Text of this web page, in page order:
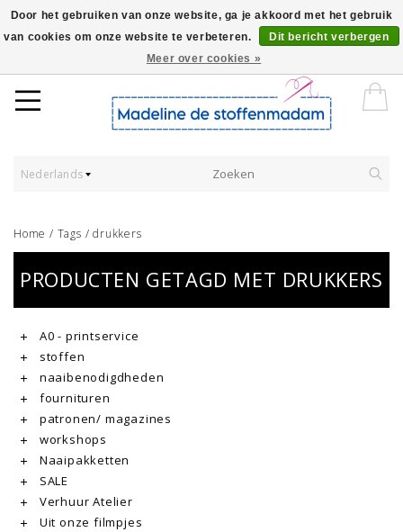
Worldwide Shipping - Onze stoffen worden verkocht per 10 cm.
Nederlands
Home / Tags /drukkers
PRODUCTEN GETAGD MET DRUKKERS
A0 - printservice
stoffen
naaibenodigdheden
fournituren
patronen/ magazines
workshops
Naaipakketten
SALE
Verhuur Atelier
Uit onze filmpjes
Door het gebruiken van onze website, ga je akkoord met het gebruik
van cookies om onze website te verbeteren.
Dit bericht verbergen
Meer over cookies »